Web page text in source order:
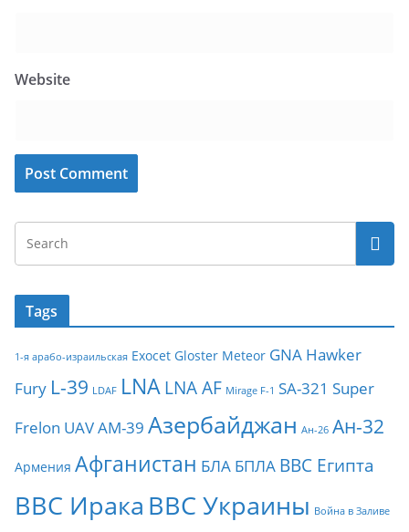
Website
Tags
1-я арабо-израильская Exocet Gloster Meteor GNA Hawker
Fury L-39 LDAF LNA LNA AF Mirage F-1 SA-321 Super
Frelon UAVАМ-39 Азербайджан Ан-26 Ан-32
Армения Афганистан БЛА БПЛА ВВС Египта
ВВС Ирака ВВС Украины Война в Заливе